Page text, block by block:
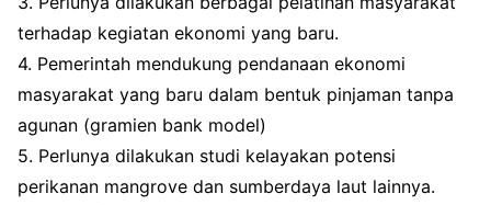
terhadap kegiatan ekonomi yang baru.
4. Pemerintah mendukung pendanaan ekonomi
masyarakat yang baru dalam bentuk pinjaman tanpa
agunan (gramien bank model)
5. Perlunya dilakukan studi kelayakan potensi
perikanan mangrove dan sumberdaya laut lainnya.